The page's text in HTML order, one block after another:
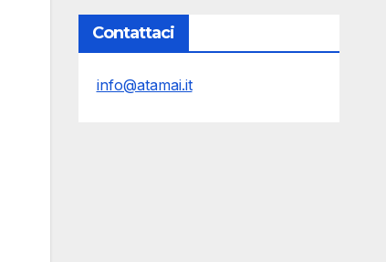
Contattaci
info@atamai.it